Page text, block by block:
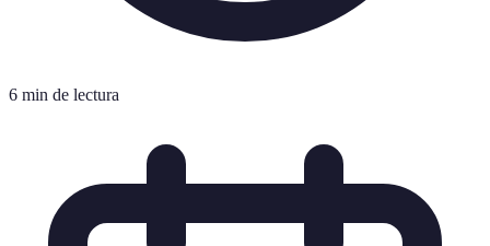
6 min de lectura